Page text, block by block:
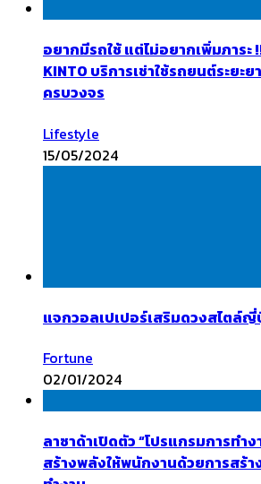
อยากมีรถใช้ แต่ไม่อยากเพิ่มภาระ
KINTO บริการเช่าใช้รถยนต์ระย
ครบวงจร
Lifestyle
15/05/2024
แจกวอลเปเปอร์เสริมดวงสไตล์
Fortune
02/01/2024
ลาซาด้าเปิดตัว “โปรแกรมการทำ
สร้างพลังให้พนักงานด้วยการสร้า